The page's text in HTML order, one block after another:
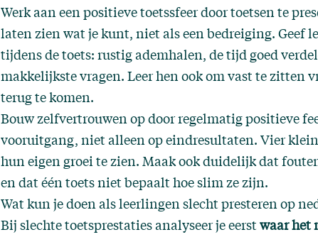
Werk aan een positieve toetssfeer door toetsen te
laten zien wat je kunt, niet als een bedreiging. Geef
tijdens de toets: rustig ademhalen, de tijd goed
makkelijkste vragen. Leer hen ook om vast te zitten
terug te komen.
Bouw zelfvertrouwen op door regelmatig positieve
vooruitgang, niet alleen op eindresultaten. Vier
hun eigen groei te zien. Maak ook duidelijk dat
en dat één toets niet bepaalt hoe slim ze zijn.
Wat kun je doen als leerlingen slecht presteren op
Bij slechte toetsprestaties analyseer je eerstwaar het